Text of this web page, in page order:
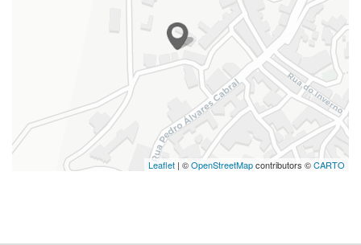
Leaflet | ©OpenStreetMapcontributors ©CARTO